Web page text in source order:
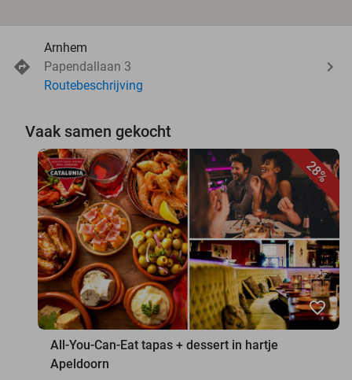
Arnhem
Papendallaan 3
Routebeschrijving
Vaak samen gekocht
28%
favorite_border
All-You-Can-Eat tapas + dessert in hartje
Apeldoorn